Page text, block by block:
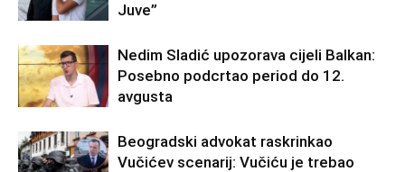
Juve”
Nedim Sladić upozorava cijeli Balkan:
Posebno podcrtao period do 12.
avgusta
Beogradski advokat raskrinkao
Vučićev scenarij: Vučiću je trebao